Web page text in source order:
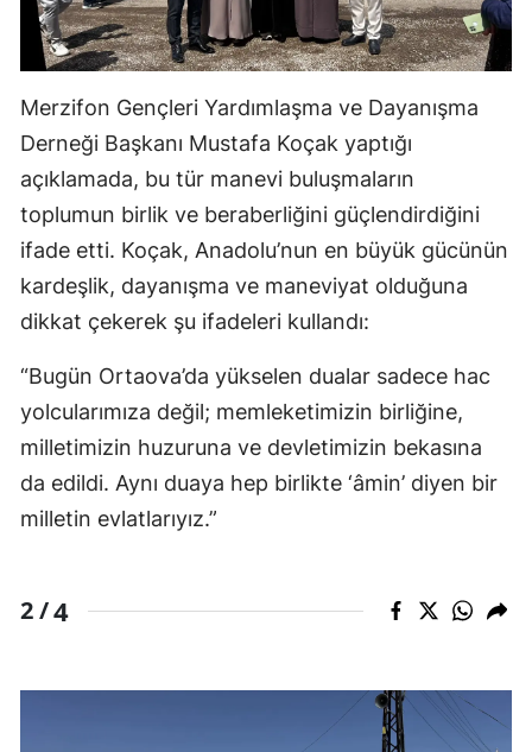
Merzifon Gençleri Yardımlaşma ve Dayanışma
Derneği Başkanı Mustafa Koçak yaptığı
açıklamada, bu tür manevi buluşmaların
toplumun birlik ve beraberliğini güçlendirdiğini
ifade etti. Koçak, Anadolu’nun en büyük gücünün
kardeşlik, dayanışma ve maneviyat olduğuna
dikkat çekerek şu ifadeleri kullandı:
“Bugün Ortaova’da yükselen dualar sadece hac
yolcularımıza değil; memleketimizin birliğine,
milletimizin huzuruna ve devletimizin bekasına
da edildi. Aynı duaya hep birlikte ‘âmin’ diyen bir
milletin evlatlarıyız.”
2 /4